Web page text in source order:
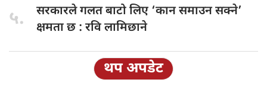
५. सरकारले गलतबाटो लिए ‘कान समाउन सक्ने’
क्षमता छ : रवि लामिछाने
थप अपडेट